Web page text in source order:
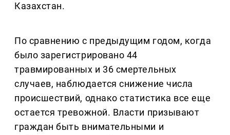
Казахстан.
По сравнению с предыдущим годом, когда
было зарегистрировано 44
травмированных и 36 смертельных
случаев, наблюдается снижение числа
происшествий, однако статистика все еще
остается тревожной. Власти призывают
граждан быть внимательными и